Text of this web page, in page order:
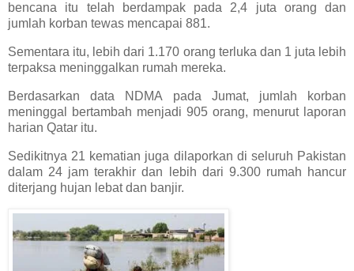
bencana itu telah berdampak pada 2,4 juta orang dan
jumlah korban tewas mencapai 881.
Sementara itu, lebih dari 1.170 orang terluka dan 1 juta lebih
terpaksa meninggalkan rumah mereka.
Berdasarkan data NDMA pada Jumat, jumlah korban
meninggal bertambah menjadi 905 orang, menurut laporan
harian Qatar itu.
Sedikitnya 21 kematian juga dilaporkan di seluruh Pakistan
dalam 24 jam terakhir dan lebih dari 9.300 rumah hancur
diterjang hujan lebat dan banjir.